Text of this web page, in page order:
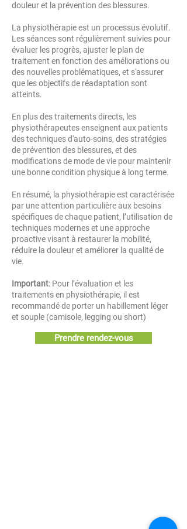
douleur et la prévention des blessures.
La physiothérapie est un processus évolutif.
Les séances sont régulièrement suivies pour
évaluer les progrès, ajuster le plan de
traitement en fonction des améliorations ou
des nouvelles problématiques, et s'assurer
que les objectifs de réadaptation sont
atteints.
En plus des traitements directs, les
physiothérapeutes enseignent aux patients
des techniques d'auto-soins, des stratégies
de prévention des blessures, et des
modifications de mode de vie pour maintenir
une bonne condition physique à long terme.
En résumé, la physiothérapie est caractérisée
par une attention particulière aux besoins
spécifiques de chaque patient, l’utilisation de
techniques modernes et une approche
proactive visant à restaurer la mobilité,
réduire la douleur et améliorer la qualité de
vie.
Important: Pour l’évaluation et les
traitements en physiothérapie, il est
recommandé de porter un habillement léger
et souple (camisole, legging ou short)
Prendre rendez-vous